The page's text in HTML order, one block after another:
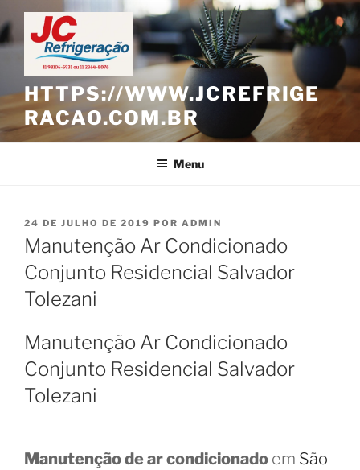
Pular
para
o
conteúdo
HTTPS://WWW.JCREFRIGE
RACAO.COM.BR
Menu
PUBLICADO
EM
24 DE JULHO DE 2019 POR ADMIN
Manutenção Ar Condicionado
Conjunto Residencial Salvador
Tolezani
Manutenção Ar Condicionado
Conjunto Residencial Salvador
Tolezani
Manutenção de ar condicionado em São